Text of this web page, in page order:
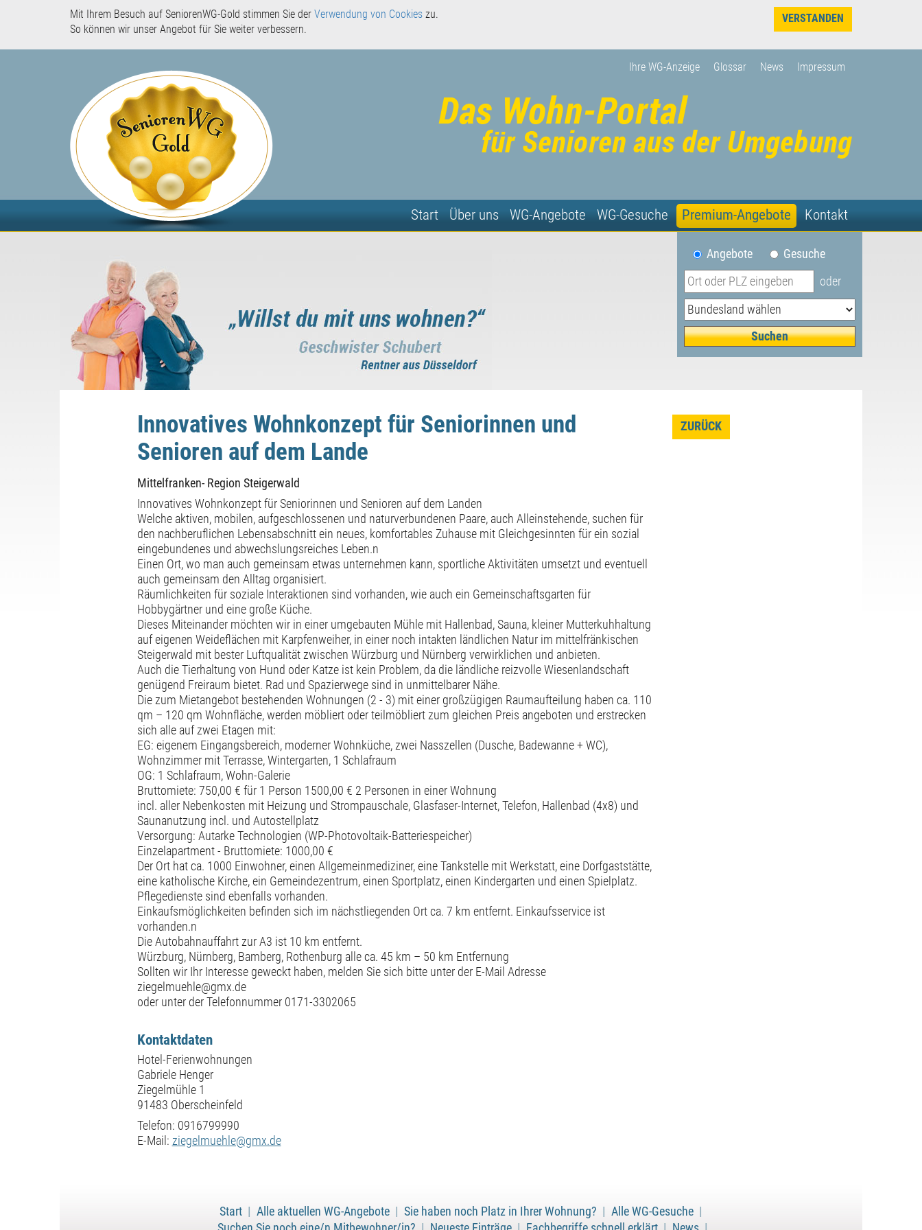
Mit Ihrem Besuch auf SeniorenWG-Gold stimmen Sie der Verwendung von Cookies zu.
So können wir unser Angebot für Sie weiter verbessern.
VERSTANDEN
Ihre WG-Anzeige Glossar News Impressum
Start Über uns WG-Angebote WG-Gesuche Premium-Angebote Kontakt
Angebote
Gesuche
oder
Innovatives Wohnkonzept für Seniorinnen und
Senioren auf dem Lande
Mittelfranken- Region Steigerwald
Innovatives Wohnkonzept für Seniorinnen und Senioren auf dem Landen
Welche aktiven, mobilen, aufgeschlossenen und naturverbundenen Paare, auch Alleinstehende, suchen für
den nachberuflichen Lebensabschnitt ein neues, komfortables Zuhause mit Gleichgesinnten für ein sozial
eingebundenes und abwechslungsreiches Leben.n
Einen Ort, wo man auch gemeinsam etwas unternehmen kann, sportliche Aktivitäten umsetzt und eventuell
auch gemeinsam den Alltag organisiert.
Räumlichkeiten für soziale Interaktionen sind vorhanden, wie auch ein Gemeinschaftsgarten für
Hobbygärtner und eine große Küche.
Dieses Miteinander möchten wir in einer umgebauten Mühle mit Hallenbad, Sauna, kleiner Mutterkuhhaltung
auf eigenen Weideflächen mit Karpfenweiher, in einer noch intakten ländlichen Natur im mittelfränkischen
Steigerwald mit bester Luftqualität zwischen Würzburg und Nürnberg verwirklichen und anbieten.
Auch die Tierhaltung von Hund oder Katze ist kein Problem, da die ländliche reizvolle Wiesenlandschaft
genügend Freiraum bietet. Rad und Spazierwege sind in unmittelbarer Nähe.
Die zum Mietangebot bestehenden Wohnungen (2 - 3) mit einer großzügigen Raumaufteilung haben ca. 110
qm – 120 qm Wohnfläche, werden möbliert oder teilmöbliert zum gleichen Preis angeboten und erstrecken
sich alle auf zwei Etagen mit:
EG: eigenem Eingangsbereich, moderner Wohnküche, zwei Nasszellen (Dusche, Badewanne + WC),
Wohnzimmer mit Terrasse, Wintergarten, 1 Schlafraum
OG: 1 Schlafraum, Wohn-Galerie
Bruttomiete: 750,00 € für 1 Person 1500,00 € 2 Personen in einer Wohnung
incl. aller Nebenkosten mit Heizung und Strompauschale, Glasfaser-Internet, Telefon, Hallenbad (4x8) und
Saunanutzung incl. und Autostellplatz
Versorgung: Autarke Technologien (WP-Photovoltaik-Batteriespeicher)
Einzelapartment - Bruttomiete: 1000,00 €
Der Ort hat ca. 1000 Einwohner, einen Allgemeinmediziner, eine Tankstelle mit Werkstatt, eine Dorfgaststätte,
eine katholische Kirche, ein Gemeindezentrum, einen Sportplatz, einen Kindergarten und einen Spielplatz.
Pflegedienste sind ebenfalls vorhanden.
Einkaufsmöglichkeiten befinden sich im nächstliegenden Ort ca. 7 km entfernt. Einkaufsservice ist
vorhanden.n
Die Autobahnauffahrt zur A3 ist 10 km entfernt.
Würzburg, Nürnberg, Bamberg, Rothenburg alle ca. 45 km – 50 km Entfernung
Sollten wir Ihr Interesse geweckt haben, melden Sie sich bitte unter der E-Mail Adresse
ziegelmuehle@gmx.de
oder unter der Telefonnummer 0171-3302065
Kontaktdaten
Hotel-Ferienwohnungen
Gabriele Henger
Ziegelmühle 1
91483 Oberscheinfeld
Telefon: 0916799990
E-Mail: ziegelmuehle@gmx.de
ZURÜCK
Start Alle aktuellen WG-Angebote Sie haben noch Platz in Ihrer Wohnung? Alle WG-Gesuche